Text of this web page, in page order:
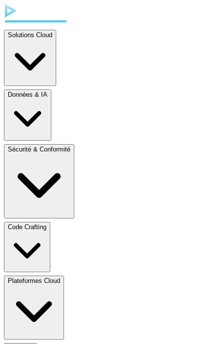
Solutions Cloud
Données & IA
Sécurité & Conformité
Code Crafting
Plateformes Cloud